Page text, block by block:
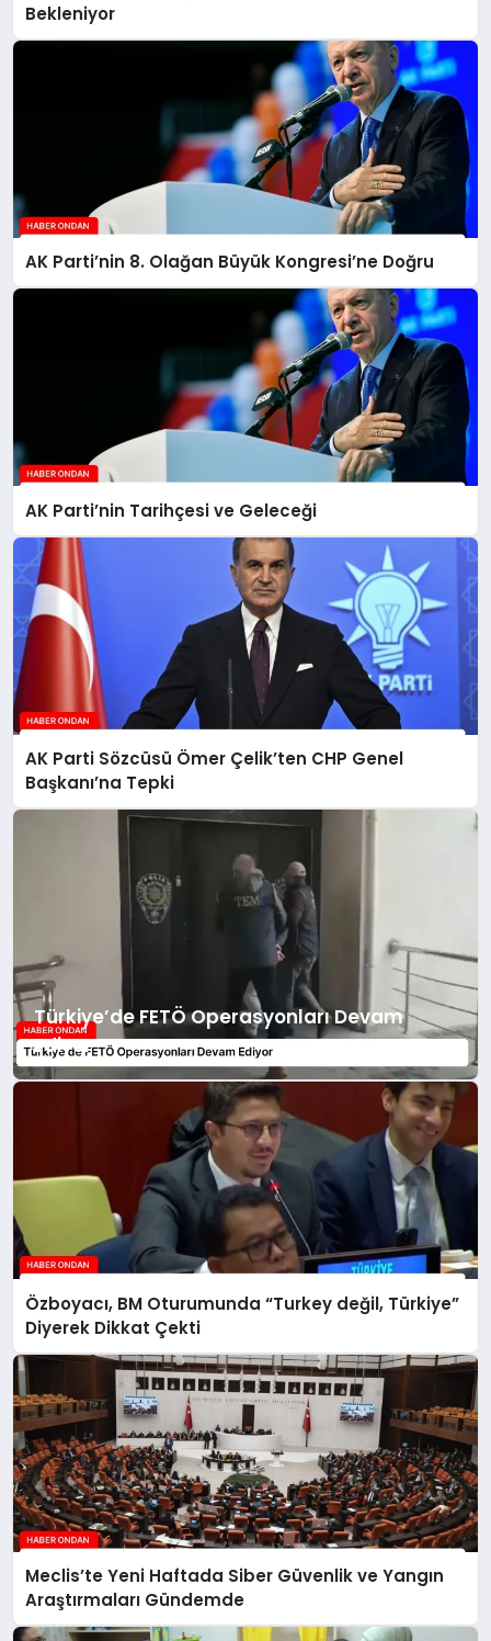
Bekleniyor
AK Parti’nin 8. Olağan Büyük Kongresi’ne Doğru
AK Parti’nin Tarihçesi ve Geleceği
AK Parti Sözcüsü Ömer Çelik’ten CHP Genel
Başkanı’na Tepki
Türkiye’de FETÖ Operasyonları Devam
Ediyor
Özboyacı, BM Oturumunda “Turkey değil, Türkiye”
Diyerek Dikkat Çekti
Meclis’te Yeni Haftada Siber Güvenlik ve Yangın
Araştırmaları Gündemde